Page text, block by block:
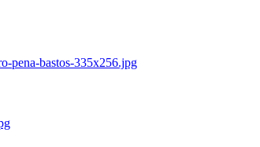
pena-bastos-335x256.jpg